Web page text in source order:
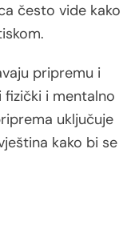
često vide kako
pripremu i
fizički i mentalno
uključuje
kako bi se